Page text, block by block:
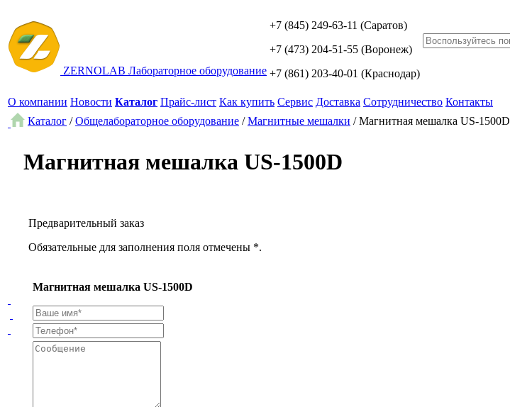
ZERNOLAB Лабораторное оборудование
+7 (845) 249-63-11 (Саратов)
+7 (473) 204-51-55 (Воронеж)
+7 (861) 203-40-01 (Краснодар)
О компании Новости Каталог Прайс-лист Как купить Сервис Доставка Сотрудничество Контакты
Каталог /Общелабораторное оборудование /Магнитные мешалки /Магнитная мешалка US-1500D
Магнитная мешалка US-1500D
Предварительный заказ
Обязательные для заполнения поля отмечены *.
Магнитная мешалка US-1500D